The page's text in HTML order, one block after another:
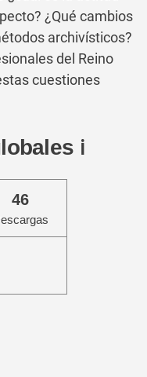
¿Qué cambios
archivísticos?
del Reino
cuestiones
ℹ️
46